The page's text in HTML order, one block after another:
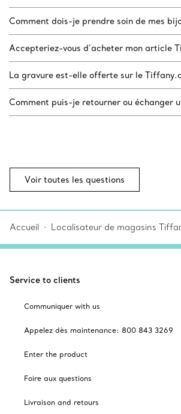
Comment dois-je prendre soin de mes
Accepteriez-vous d’acheter mon article
La gravure est-elle offerte sur le
Comment puis-je retourner ou échanger
Voir toutes les questions
Accueil Localisateur de magasins
Service to clients
Communiquer with us
Appelez dès maintenance: 800 843 3269
Enter the product
Foire aux questions
Livraison and retours